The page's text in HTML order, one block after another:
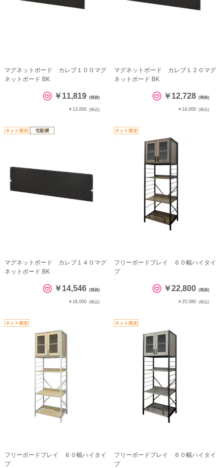
マグネットボード カレブ１００マグ
ネットボード BK
￥11,819 (税抜)
￥13,000 (税込)
マグネットボード カレブ１２０マグ
ネットボード BK
￥12,728 (税抜)
￥14,000 (税込)
マグネットボード カレブ１４０マグ
ネットボード BK
￥14,546 (税抜)
￥16,000 (税込)
フリーボードプレイ ６０幅ハイタイ
プ
￥22,800 (税抜)
￥25,080 (税込)
フリーボードプレイ ６０幅ハイタイ
プ
フリーボードプレイ ６０幅ハイタイ
プ